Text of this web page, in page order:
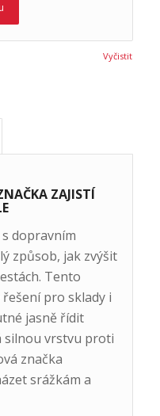
Vyčistit
ZAJISTÍ
dopravním
způsob, jak zvýšit
Tento
pro sklady i
jasně řídit
silnou vrstvu proti
značka
srážkám a